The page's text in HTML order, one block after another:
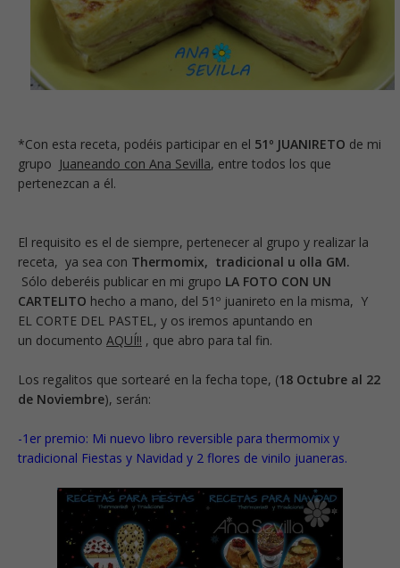
*Con esta receta, podéis participar en el 51º JUANIRETO de mi
grupo Juaneando con Ana Sevilla, entre todos los que
pertenezcan a él.
El requisito es el de siempre, pertenecer al grupo y realizar la
receta, ya sea con Thermomix, tradicional u olla GM.
Sólo deberéis publicar en mi grupo LA FOTO CON UN
CARTELITO hecho a mano, del 51º juanireto en la misma, Y
EL CORTE DEL PASTEL, y os iremos apuntando en
un documento AQUÍ!! , que abro para tal fin.
Los regalitos que sortearé en la fecha tope, (18 Octubre al 22
de Noviembre), serán:
-1er premio: Mi nuevo libro reversible para thermomix y
tradicional Fiestas y Navidad y 2 flores de vinilo juaneras.